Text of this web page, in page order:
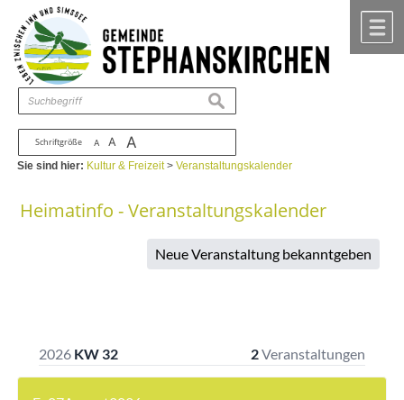
Zum Inhalt ,zur Navigation
Schriftgröße A A A
suchen
Sie sind hier: Kultur & Freizeit>Veranstaltungskalender
Heimatinfo - Veranstaltungskalender